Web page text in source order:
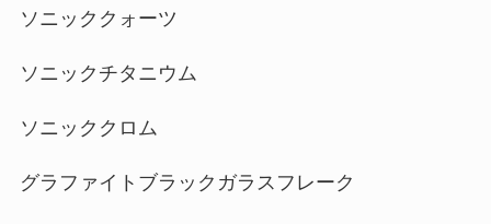
ソニッククォーツ
ソニックチタニウム
ソニッククロム
グラファイトブラックガラスフレーク